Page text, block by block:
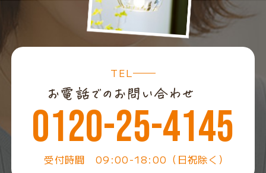
タカラスタンダード「レミュー」が叶え
TEL
0120-25-4145
受付時間 09:00-18:00（日祝除く）